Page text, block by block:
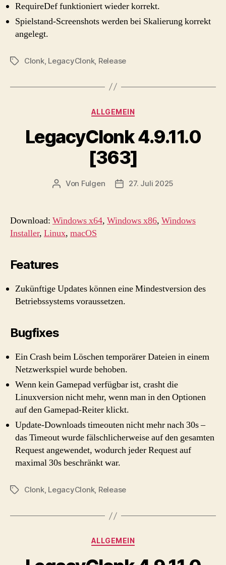
RequireDef funktioniert wieder korrekt.
Spielstand-Screenshots werden bei Skalierung korrekt
angelegt.
Schlagwörter
Clonk, LegacyClonk, Release
Kategorien
ALLGEMEIN
LegacyClonk 4.9.11.0
[363]
Beitragsautor
Von Fulgen Beitragsdatum
27. Juli 2025
Download: Windows x64, Windows x86, Windows
Installer, Linux, macOS
Features
Zukünftige Updates können eine Mindestversion des
Betriebssystems voraussetzen.
Bugfixes
Ein Crash beim Löschen temporärer Dateien in einem
Netzwerkspiel wurde behoben.
Wenn kein Gamepad verfügbar ist, crasht die
Linuxversion nicht mehr, wenn man in den Optionen
auf den Gamepad-Reiter klickt.
Update-Downloads timeouten nicht mehr nach 30s –
das Timeout wurde fälschlicherweise auf den gesamten
Request angewendet, wodurch jeder Request auf
maximal 30s beschränkt war.
Schlagwörter
Clonk, LegacyClonk, Release
Kategorien
ALLGEMEIN